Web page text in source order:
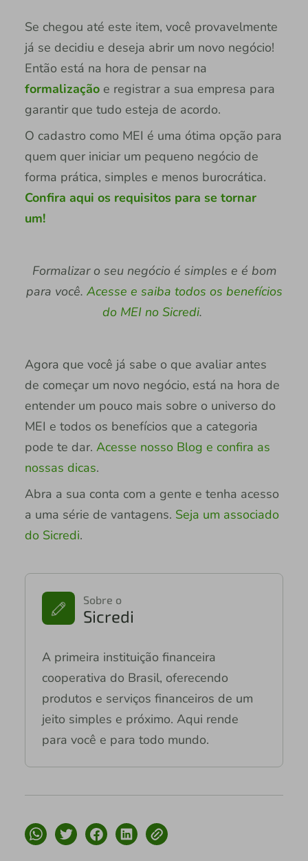
Se chegou até este item, você provavelmente
já se decidiu e deseja abrir um novo negócio!
Então está na hora de pensar na
formalizaçãoe registrar a sua empresa para
garantir que tudo esteja de acordo.
O cadastro como MEI é uma ótima opção para
quem quer iniciar um pequeno negócio de
forma prática, simples e menos burocrática.
Confira aqui os requisitos para se tornar
um!
Formalizar o seu negócio é simples e é bom
para você. Acesse e saiba todos os benefícios
do MEI no Sicredi.
Agora que você já sabe o que avaliar antes
de começar um novo negócio, está na hora de
entender um pouco mais sobre o universo do
MEI e todos os benefícios que a categoria
pode te dar. Acesse nosso Blog e confira as
nossas dicas.
Abra a sua conta com a gente e tenha acesso
a uma série de vantagens. Seja um associado
do Sicredi.
Sobre o
Sicredi
A primeira instituição financeira
cooperativa do Brasil, oferecendo
produtos e serviços financeiros de um
jeito simples e próximo. Aqui rende
para você e para todo mundo.